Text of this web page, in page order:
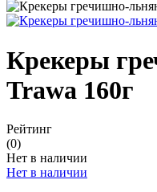
Крекеры
Trawa 160г
Рейтинг
(0)
Нет в наличии
Нет в наличии